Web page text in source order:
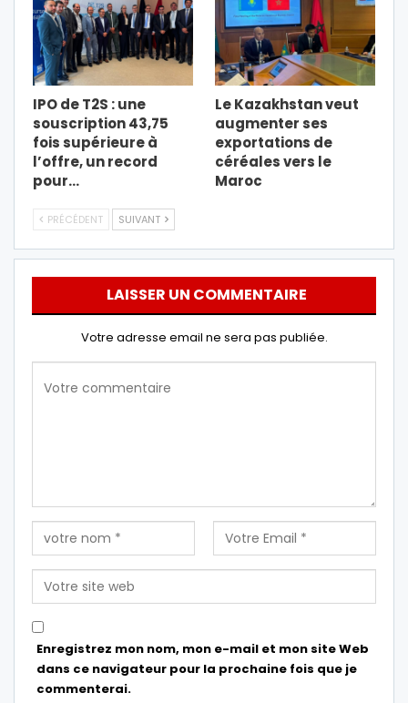
IPO de T2S : une
souscription 43,75
fois supérieure à
l’offre, un record
pour…
Le Kazakhstan veut
augmenter ses
exportations de
céréales vers le
Maroc
PRÉCÉDENT SUIVANT
LAISSER UN COMMENTAIRE
Votre adresse email ne sera pas publiée.
Enregistrez mon nom, mon e-mail et mon site Web
dans ce navigateur pour la prochaine fois que je
commenterai.